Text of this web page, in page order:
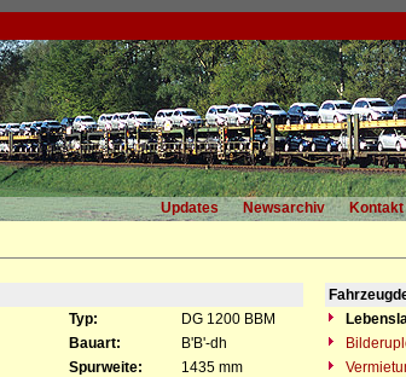
Updates Newsarchiv Kontakt
Typ: DG 1200 BBM
Bauart: B'B'-dh
Spurweite: 1435 mm